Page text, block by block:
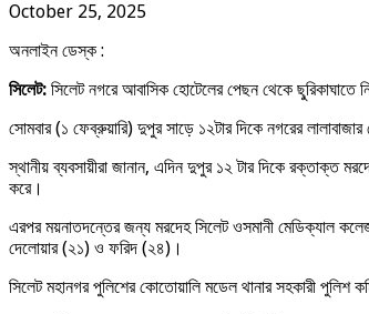
October 25, 2025
অনলাইন ডেস্ক :
সিলেট: সিলেট নগরে আবাসিক হোটেলের পেছন থেকে
সোমবার (১ ফেব্রুয়ারি) দুপুর সাড়ে ১২টার দিকে নগরের
স্থানীয় ব্যবসায়ীরা জানান, এদিন দুপুর ১২ টার দিকে
করে।
এরপর ময়নাতদন্তের জন্য মরদেহ সিলেট ওসমানী মেডিক্যাল
দেলোয়ার (২১) ও ফরিদ (২৪)।
সিলেট মহানগর পুলিশের কোতোয়ালি মডেল থানার সহকারী পুলিশ